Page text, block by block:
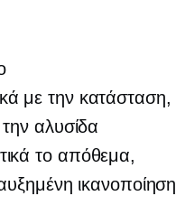
με την κατάσταση,
αλυσίδα
το απόθεμα,
ικανοποίηση